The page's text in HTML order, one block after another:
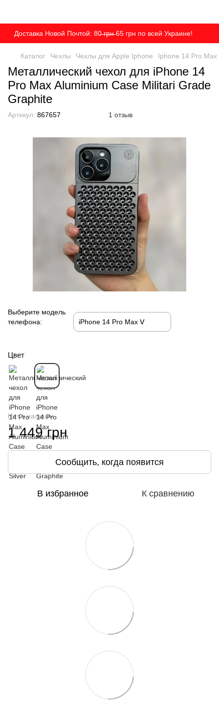
Доставка Новой Почтой: 80̶ ̶г̶р̶н̶ 65 грн по всей Украине!
Каталог Чехлы Чехлы для Apple Iphone Iphone 14 Pro Max
Металлический чехол для iPhone 14
Pro Max Aluminium Case Militari Grade
Graphite
Артикул: 867657 1 отзыв
Выберите модель
телефона:
Цвет
Нет в наличии
1 449 грн
Сообщить, когда появится
В избранное К сравнению